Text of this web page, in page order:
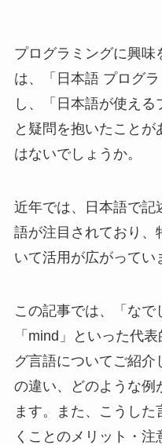
プログラミングに興味
は、「日本語 プログ
し、「日本語が使える
と疑問を抱いたこと
はないでしょうか。
近年では、日本語で記
語が注目されており、
いて活用が広がってい
この記事では、「なで
「mind」といった代
グ言語についてご紹
の違い、どのような例
ます。また、こうし
くことのメリット・